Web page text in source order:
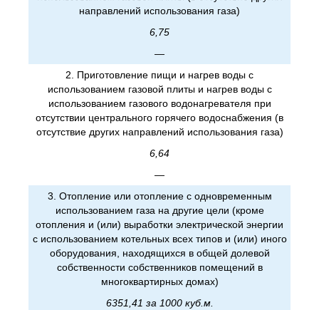
направлений использования газа)
6,75
—
2. Приготовление пищи и нагрев воды с
использованием газовой плиты и нагрев воды с
использованием газового водонагревателя при
отсутствии центрального горячего водоснабжения (в
отсутствие других направлений использования газа)
6,64
—
3. Отопление или отопление с одновременным
использованием газа на другие цели (кроме
отопления и (или) выработки электрической энергии
с использованием котельных всех типов и (или) иного
оборудования, находящихся в общей долевой
собственности собственников помещений в
многоквартирных домах)
6351,41 за 1000 куб.м.